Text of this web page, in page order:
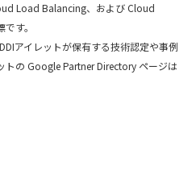
Load Balancing、および Cloud
す。
アイレットが保有する技術認定や事例
トの Google Partner Directory ページは